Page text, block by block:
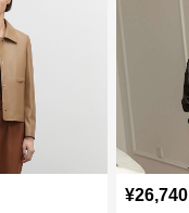
¥26,740